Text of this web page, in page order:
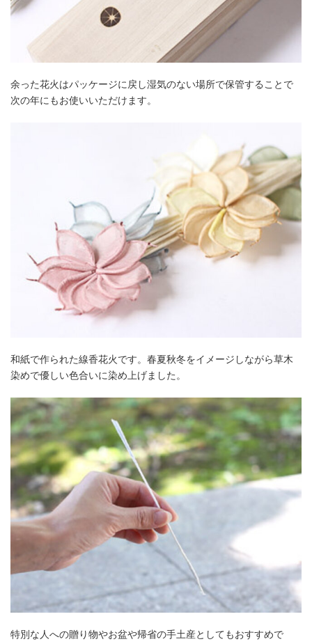
余った花火はパッケージに戻し湿気のない場所で保管することで
次の年にもお使いいただけます。
和紙で作られた線香花火です。春夏秋冬をイメージしながら草木
染めで優しい色合いに染め上げました。
特別な人への贈り物やお盆や帰省の手土産としてもおすすめで